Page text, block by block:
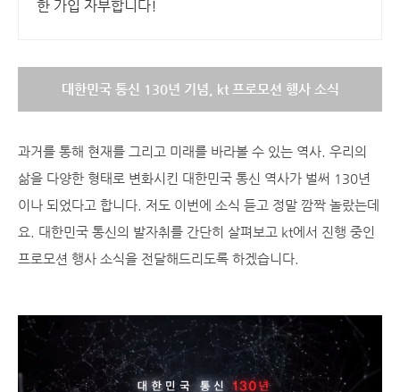
한 가입 자부합니다!
대한민국 통신 130년 기념, kt 프로모션 행사 소식
과거를 통해 현재를 그리고 미래를 바라볼 수 있는 역사. 우리의
삶을 다양한 형태로 변화시킨 대한민국 통신 역사가 벌써 130년
이나 되었다고 합니다. 저도 이번에 소식 듣고 정말 깜짝 놀랐는데
요. 대한민국 통신의 발자취를 간단히 살펴보고 kt에서 진행 중인
프로모션 행사 소식을 전달해드리도록 하겠습니다.